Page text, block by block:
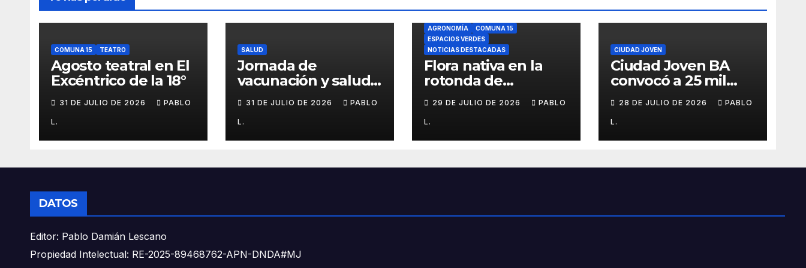
COMUNA 15 TEATRO
Agosto teatral en El
Excéntrico de la 18°
31 DE JULIO DE 2026 PABLO
L.
SALUD
Jornada de
vacunación y salud
31 DE JULIO DE 2026 PABLO
L.
AGRONOMÍA
COMUNA 15
ESPACIOS VERDES
NOTICIAS DESTACADAS
Flora nativa en la
rotonda de
29 DE JULIO DE 2026 PABLO
L.
CIUDAD JOVEN
Ciudad Joven BA
convocó a 25 mil
28 DE JULIO DE 2026 PABLO
L.
DATOS
Editor: Pablo Damián Lescano
Propiedad Intelectual: RE-2025-89468762-APN-DNDA#MJ